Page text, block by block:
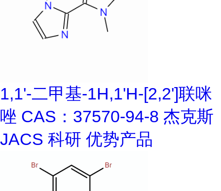
1,1'-二甲基-1H,1'H-[2,2']联咪
唑 CAS：37570-94-8 杰克斯
JACS 科研 优势产品